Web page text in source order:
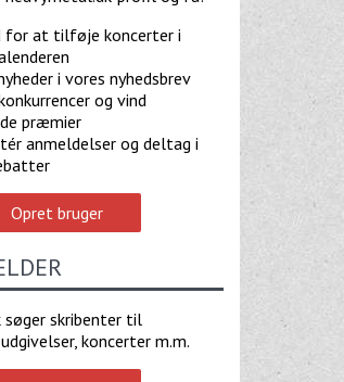
for at tilføje koncerter i
i vores nyhedsbrev
og vind
præmier
anmeldelser og deltag i
Opret bruger
søger skribenter til
koncerter m.m.